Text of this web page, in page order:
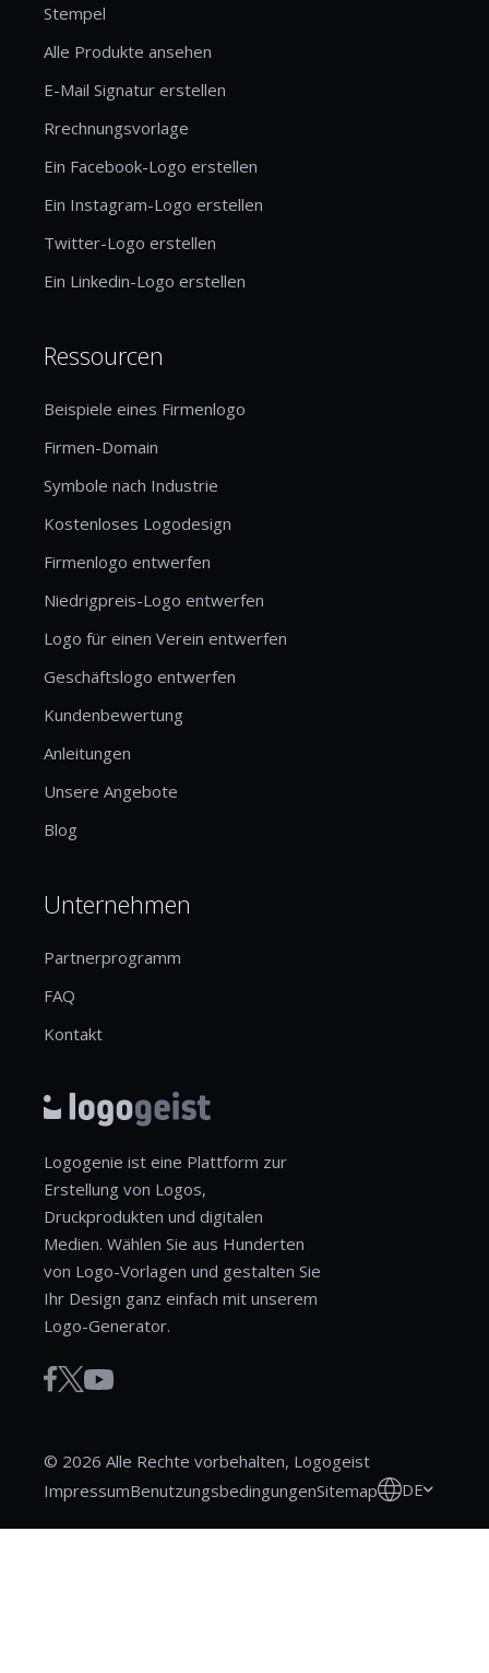
Stempel
Alle Produkte ansehen
E-Mail Signatur erstellen
Rrechnungsvorlage
Ein Facebook-Logo erstellen
Ein Instagram-Logo erstellen
Twitter-Logo erstellen
Ein Linkedin-Logo erstellen
Ressourcen
Beispiele eines Firmenlogo
Firmen-Domain
Symbole nach Industrie
Kostenloses Logodesign
Firmenlogo entwerfen
Niedrigpreis-Logo entwerfen
Logo für einen Verein entwerfen
Geschäftslogo entwerfen
Kundenbewertung
Anleitungen
Unsere Angebote
Blog
Unternehmen
Partnerprogramm
FAQ
Kontakt
Logogenie ist eine Plattform zur
Erstellung von Logos,
Druckprodukten und digitalen
Medien. Wählen Sie aus Hunderten
von Logo-Vorlagen und gestalten Sie
Ihr Design ganz einfach mit unserem
Logo-Generator.
© 2026 Alle Rechte vorbehalten, Logogeist
ImpressumBenutzungsbedingungenSitemap DE